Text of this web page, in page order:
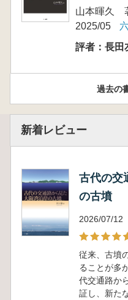
山本暉久
2025/05
評者：長田
過去の
新着レビュー
古代の交
の古墳
2026/07/12
従来、古墳
ることが多
代交通路か
証し、新た